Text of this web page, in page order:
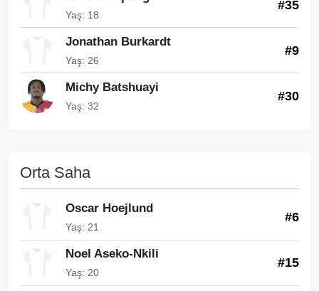
Yaş: 18
#35
Jonathan Burkardt
Yaş: 26
#9
Michy Batshuayi
Yaş: 32
#30
Orta Saha
Oscar Hoejlund
Yaş: 21
#6
Noel Aseko-Nkili
Yaş: 20
#15